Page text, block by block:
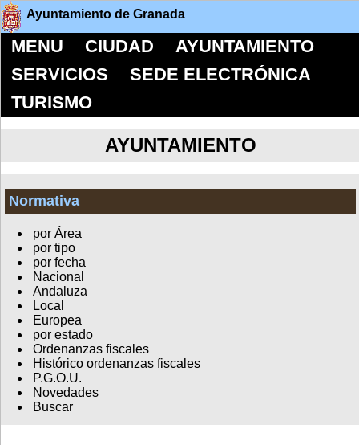
Ayuntamiento de Granada
MENU CIUDAD
AYUNTAMIENTO
SERVICIOS
SEDE ELECTRÓNICA
TURISMO
AYUNTAMIENTO
Normativa
por Área
por tipo
por fecha
Nacional
Andaluza
Local
Europea
por estado
Ordenanzas fiscales
Histórico ordenanzas fiscales
P.G.O.U.
Novedades
Buscar